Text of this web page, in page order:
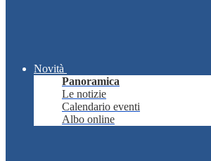
Novità
Panoramica
Le notizie
Calendario eventi
Albo online